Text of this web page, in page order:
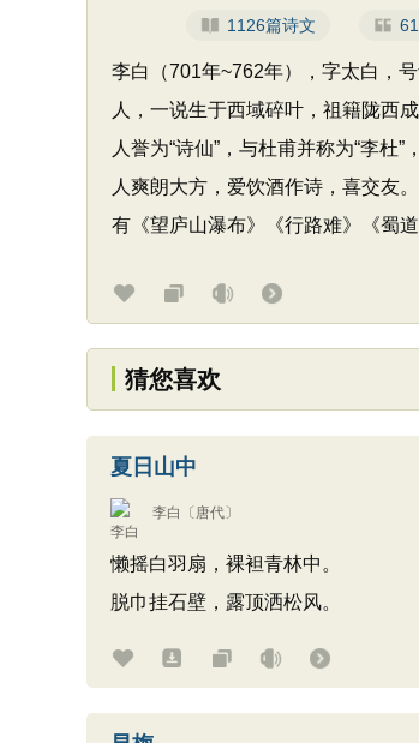
1126篇诗文
李白（701年~762年），字太白，
人，一说生于西域碎叶，祖籍陇西
人誉为“诗仙”，与杜甫并称为“李杜
人爽朗大方，爱饮酒作诗，喜交友
有《望庐山瀑布》《行路难》《蜀
猜您喜欢
夏日山中
李白 〔唐代〕
懒摇白羽扇，裸袒青林中。
脱巾挂石壁，露顶洒松风。